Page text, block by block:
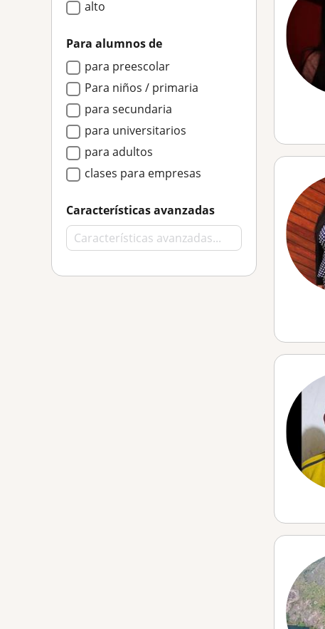
alto
Para alumnos de
para preescolar
Para niños / primaria
para secundaria
para universitarios
para adultos
clases para empresas
Características avanzadas